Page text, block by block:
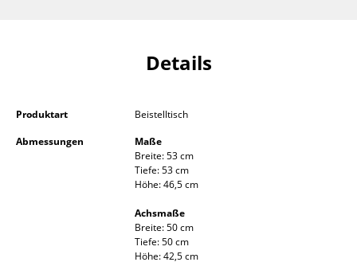
Kleinaufbewahrung
... alle Aufbewahrungsmöbel
Hängeleuchten & Deckenleuchten
Schreibtischleuchten
Details
Produktart
Beistelltisch
Abmessungen
Maße
Breite: 53 cm
Tiefe: 53 cm
Höhe: 46,5 cm
Achsmaße
Breite: 50 cm
Tiefe: 50 cm
Höhe: 42,5 cm